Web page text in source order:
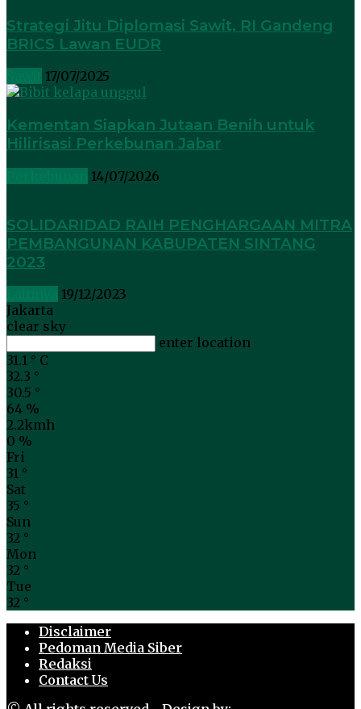
Strategi Jitu Diplomasi Sawit, RI Gandeng
BRICS Lawan EUDR
17/07/2025
Kementan Siapkan Jutaan Benih untuk
Hilirisasi Perkebunan Jabar
14/07/2026
SOLIDARIDAD RAIH PENGHARGAAN MITRA
PEMBANGUNAN KABUPATEN SINTANG
2023
19/12/2023
Jakarta
clear sky
enter location
31.1 ° C
32.3 °
30.5 °
64 %
2.2kmh
0 %
Fri
31 °
Sat
35 °
Sun
32 °
Mon
32 °
Tue
32 °
Disclaimer
Pedoman Media Siber
Redaksi
Contact Us